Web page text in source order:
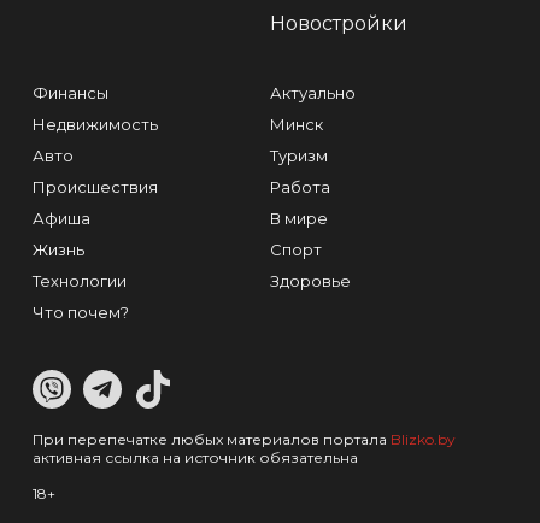
Новостройки
Финансы
Недвижимость
Авто
Происшествия
Афиша
Жизнь
Технологии
Что почем?
Актуально
Минск
Туризм
Работа
В мире
Спорт
Здоровье
При перепечатке любых материалов портала Blizko.by
активная ссылка на источник обязательна
18+